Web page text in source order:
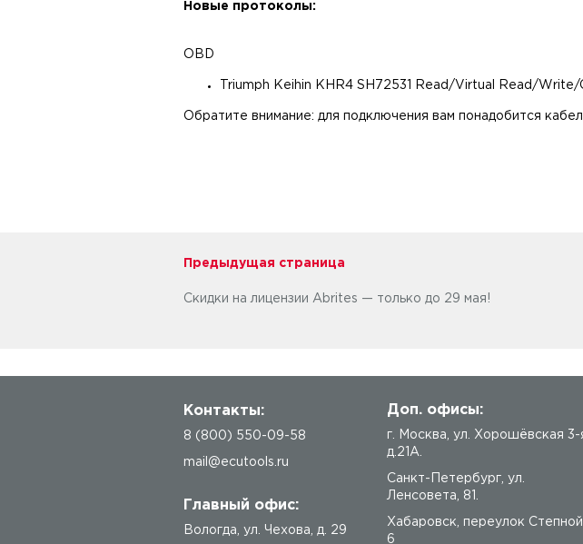
Новые протоколы:
OBD
Triumph Keihin KHR4 SH72531 Read/Virtual Read/Write/
Обратите внимание: для подключения вам понадобится
Предыдущая страница
Скидки на лицензии Abrites — только до 29 мая!
Контакты:
8 (800) 550-09-58
mail@ecutools.ru
Главный офис:
Вологда ул. Чехова, д. 29
Доп. офисы:
г. Москва, ул. Хорошёвская 3-
д.21А.
Санкт-Петербург, ул.
Ленсовета, 81.
Хабаровск, переулок Степной,
6